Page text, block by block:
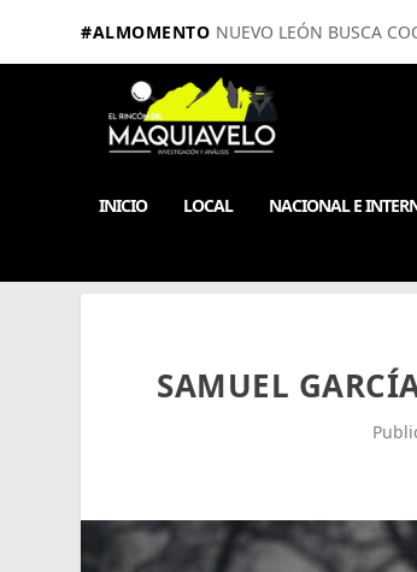
#ALMOMENTO NUEVO LEÓN BUSCA
INICIO LOCAL NACIONAL E
SAMUEL